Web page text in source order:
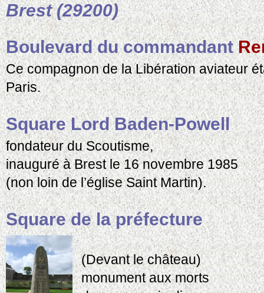
Brest (29200)
Boulevard du commandant
Ce compagnon de la Libération aviateur
Paris.
Square Lord Baden-Powell
fondateur du Scoutisme,
inauguré à Brest le 16 novembre 1985
(non loin de l’église Saint Martin).
Square de la préfecture
(Devant le château)
monument aux morts